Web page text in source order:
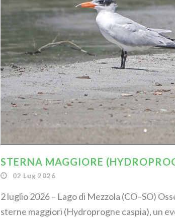
STERNA MAGGIORE
02 Lug 2026
2 luglio 2026 – Lago di Mezzola (CO–SO)
sterne maggiori (Hydroprogne caspia), un